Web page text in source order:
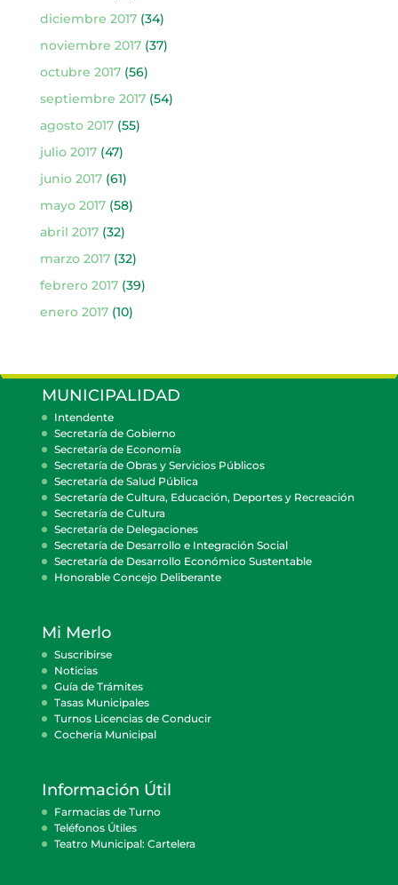
diciembre 2017(34)
noviembre 2017(37)
octubre 2017(56)
septiembre 2017(54)
agosto 2017(55)
julio 2017(47)
junio 2017(61)
mayo 2017(58)
abril 2017(32)
marzo 2017(32)
febrero 2017(39)
enero 2017(10)
MUNICIPALIDAD
Intendente
Secretaría de Gobierno
Secretaría de Economía
Secretaría de Obras y Servicios Públicos
Secretaría de Salud Pública
Secretaría de Cultura, Educación, Deportes y Recreación
Secretaría de Cultura
Secretaría de Delegaciones
Secretaría de Desarrollo e Integración Social
Secretaría de Desarrollo Económico Sustentable
Honorable Concejo Deliberante
Mi Merlo
Suscribirse
Noticias
Guía de Trámites
Tasas Municipales
Turnos Licencias de Conducir
Cocheria Municipal
Información Útil
Farmacias de Turno
Teléfonos Útiles
Teatro Municipal: Cartelera